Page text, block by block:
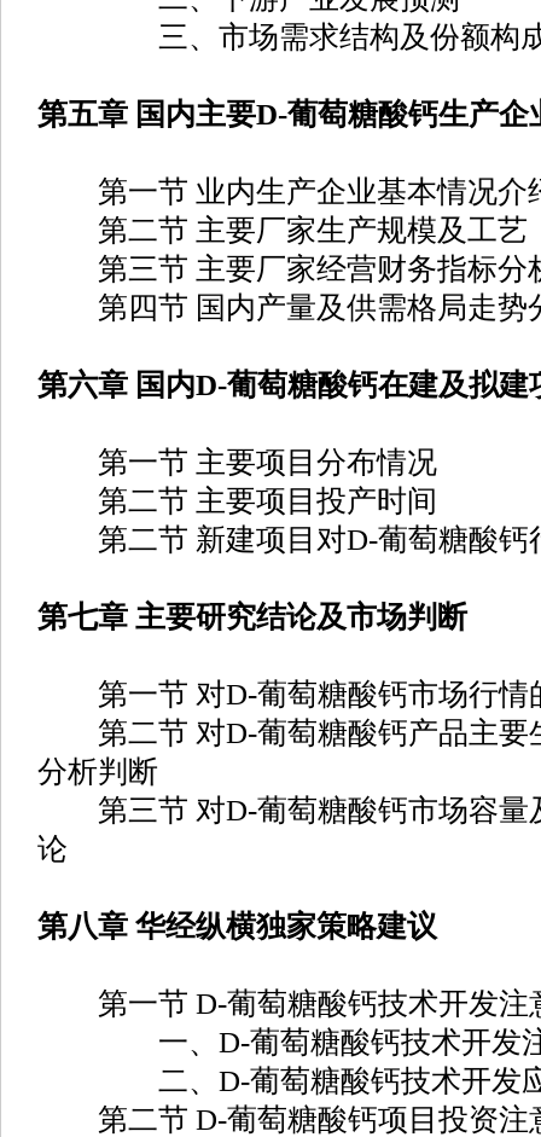
三、市场需求结构及份额构
第五章 国内主要D-葡萄糖酸钙生产企
第一节 业内生产企业基本情况介
第二节 主要厂家生产规模及工艺
第三节 主要厂家经营财务指标分
第四节 国内产量及供需格局走势
第六章 国内D-葡萄糖酸钙在建及拟建
第一节 主要项目分布情况
第二节 主要项目投产时间
第二节 新建项目对D-葡萄糖酸钙
第七章 主要研究结论及市场判断
第一节 对D-葡萄糖酸钙市场行情
第二节 对D-葡萄糖酸钙产品主要
分析判断
第三节 对D-葡萄糖酸钙市场容量
论
第八章 华经纵横独家策略建议
第一节 D-葡萄糖酸钙技术开发注
一、D-葡萄糖酸钙技术开发注
二、D-葡萄糖酸钙技术开发应
第二节 D-葡萄糖酸钙项目投资注